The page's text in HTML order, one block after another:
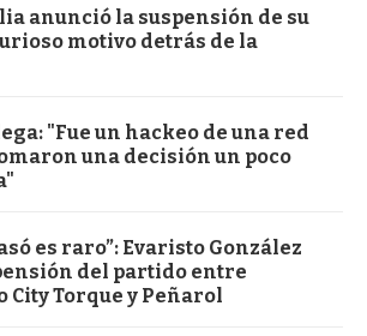
anunció la suspensión de su
motivo detrás de la
"Fue un hackeo de una red
una decisión un poco
es raro”: Evaristo González
del partido entre
City Torque y Peñarol